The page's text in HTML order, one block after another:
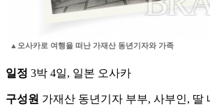
▲오사카로 여행을 떠난 가재산 동년기자와 가족
일정 3박 4일, 일본 오사카
구성원 가재산 동년기자 부부, 사부인, 딸